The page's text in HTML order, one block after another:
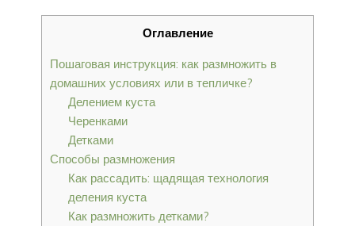
Оглавление
Пошаговая инструкция: как размножить в
домашних условиях или в тепличке?
Делением куста
Черенками
Детками
Способы размножения
Как рассадить: щадящая технология
деления куста
Как размножить детками?